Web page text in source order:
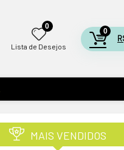
0
Lista de Desejos
0
MAIS VENDIDOS